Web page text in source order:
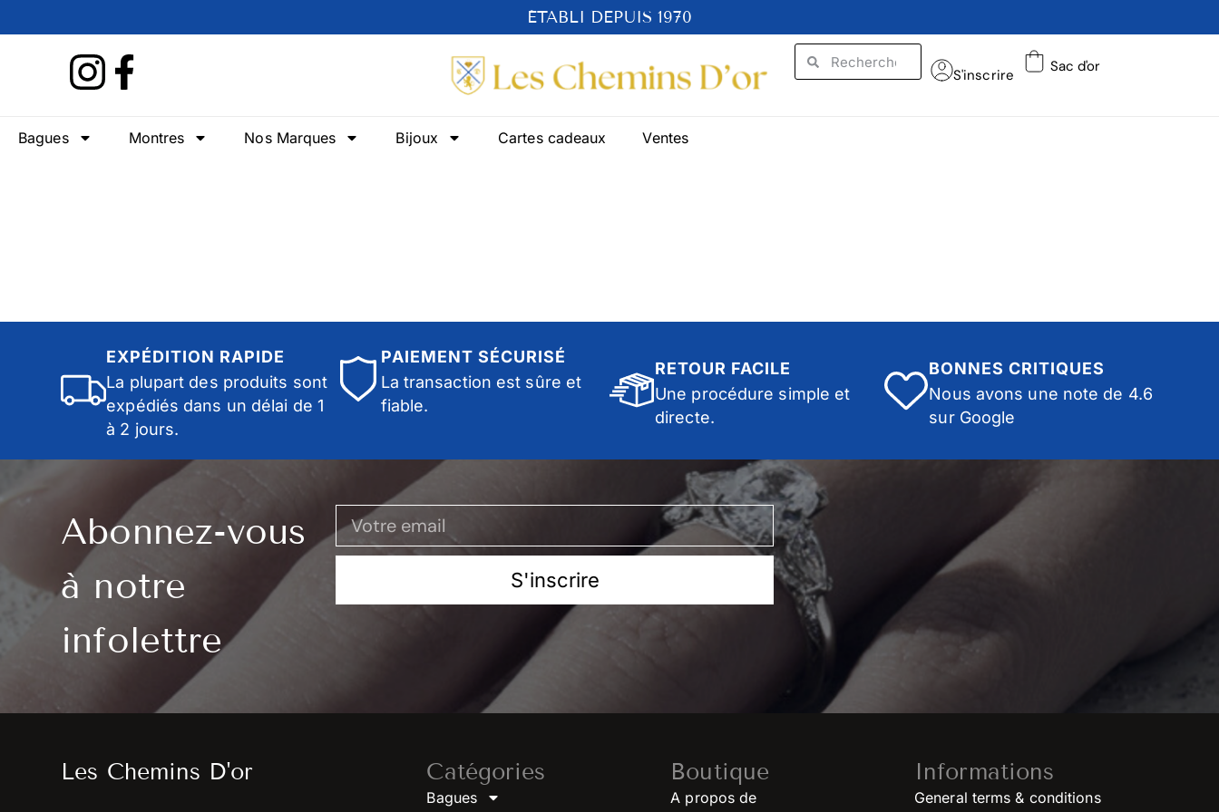
ÉTABLI DEPUIS 1970
S'inscrire Sac d'or
Bagues Montres Nos Marques Bijoux Cartes cadeaux Ventes
EXPÉDITION RAPIDE
La plupart des produits sont
expédiés dans un délai de 1
à 2 jours.
PAIEMENT SÉCURISÉ
La transaction est sûre et
fiable.
RETOUR FACILE
Une procédure simple et
directe.
BONNES CRITIQUES
Nous avons une note de 4.6
sur Google
Abonnez-vous
à notre
infolettre
S'inscrire
Les Chemins D'or Catégories
Bagues
Boutique
A propos de
Informations
General terms & conditions